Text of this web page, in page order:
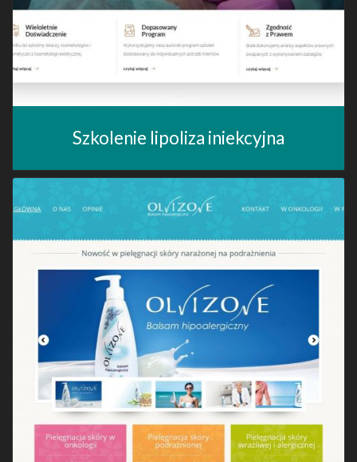
Szkolenie lipoliza iniekcyjna